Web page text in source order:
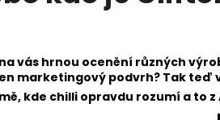
vás hrnou ocenění různých
marketingový podvrh? Tak
kde chilli opravdu rozumí a to z